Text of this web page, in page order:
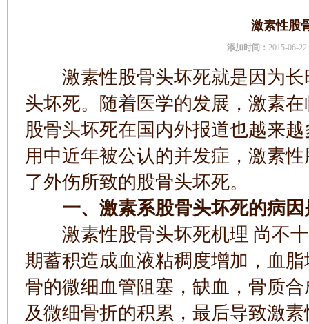
激素性股
添加时间： 2015-06-
激素性股骨头坏死就是因为长
头坏死。随着医学的发展，激素
股骨头坏死在国内外报道也越来
用中近年被公认的并发症，激素
了外伤所致的股骨头坏死。
一、激素系股骨头坏死的病
激素性股骨头坏死机理 尚不十
期蓄积造成血液粘稠度增加，血
骨的微细血管阻塞，缺血，骨质
及微细骨折的积累，最后导致激